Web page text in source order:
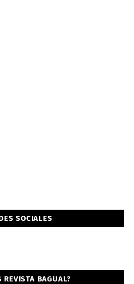
SOCIALES
REVISTA BAGUAL?